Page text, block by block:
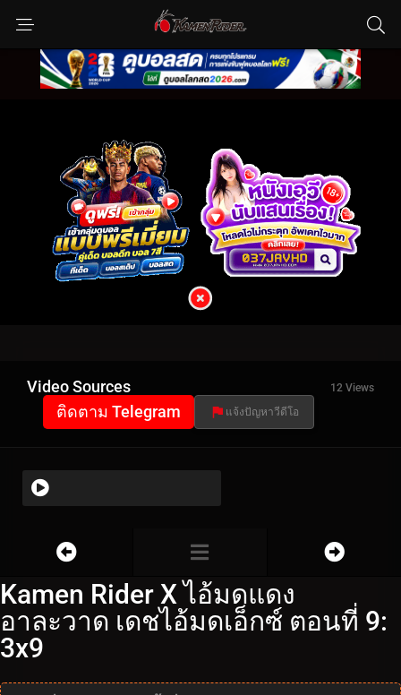
Video Sources 12 Views
ติดตาม Telegram แจ้งปัญหาวีดีโอ
Kamen Rider X ไอ้มดแดง
อาละวาด เดชไอ้มดเอ็กซ์ ตอนที่ 9:
3x9